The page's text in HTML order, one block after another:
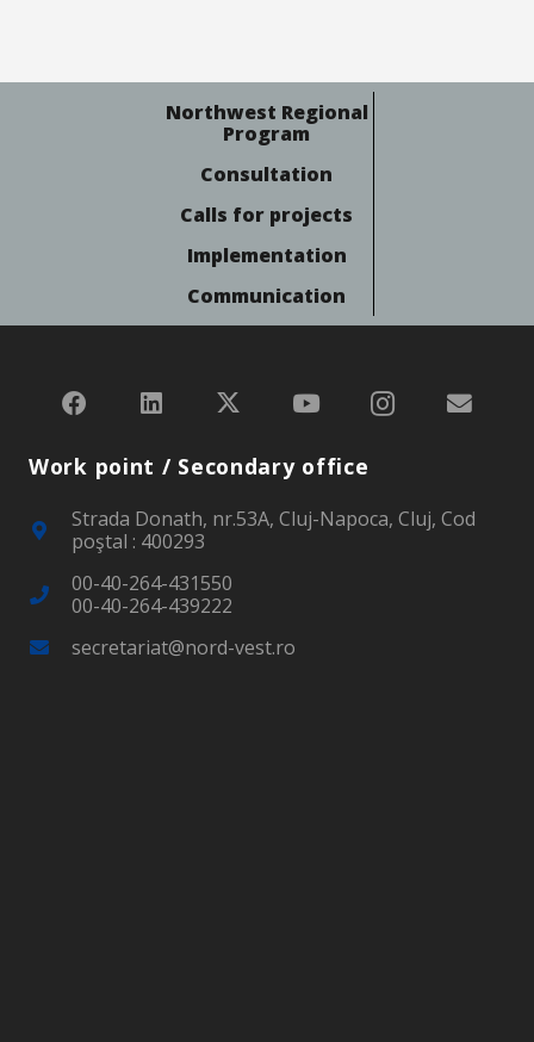
Northwest Regional
Program
Consultation
Calls for projects
Implementation
Communication
Work point / Secondary office
Strada Donath, nr.53A, Cluj-Napoca, Cluj, Cod
poştal : 400293
00-40-264-431550
00-40-264-439222
secretariat@nord-vest.ro